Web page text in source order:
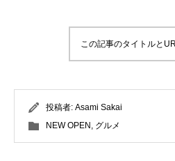
この記事のタイトルと
投稿者: Asami Sakai
NEW OPEN , グルメ